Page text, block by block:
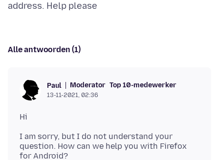
Alle antwoorden (1)
Paul Moderator Top 10-medewerker
13-11-2021, 02:36
I am sorry, but I do not understand your
question. How can we help you with Firefox